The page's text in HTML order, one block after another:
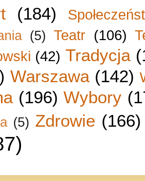
(184)
(5) Teatr (106)
(42) Tradycja
Warszawa (142)
(196) Wybory
(5) Zdrowie (166)